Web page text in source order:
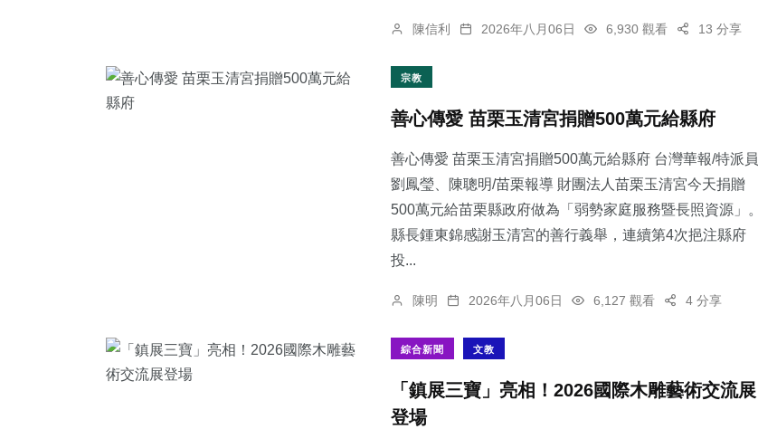
陳信利 2026年八月06日 6,930 觀看 13 分享
宗教
善心傳愛 苗栗玉清宮捐贈500萬元給縣府
善心傳愛 苗栗玉清宮捐贈500萬元給縣府 台灣華報/特派員
劉鳳瑩、陳聰明/苗栗報導 財團法人苗栗玉清宮今天捐贈
500萬元給苗栗縣政府做為「弱勢家庭服務暨長照資源」。
縣長鍾東錦感謝玉清宮的善行義舉，連續第4次挹注縣府
投...
陳明 2026年八月06日 6,127 觀看 4 分享
綜合新聞 文教
「鎮展三寶」亮相！2026國際木雕藝術交流展
登場